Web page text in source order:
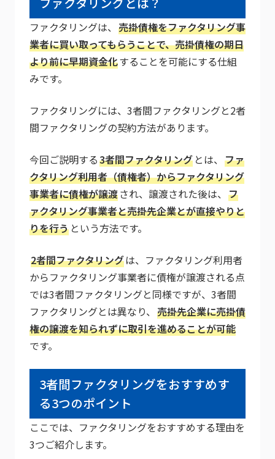
ファクタリングは、 売掛債権をファクタリング事
業者に買い取ってもらうことで、売掛債権の期日
より前に早期資金化することを可能にする仕組
みです。
ファクタリングには、3者間ファクタリングと2者
間ファクタリングの契約方法があります。
今回ご説明する3者間ファクタリング とは、 ファ
クタリング利用者（債権者）からファクタリング
事業者に債権が譲渡され、譲渡された後は、 フ
ァクタリング事業者と売掛先企業とが直接やりと
りを行う という方法です。
2者間ファクタリングは、ファクタリング利用者
からファクタリング事業者に債権が譲渡される点
では3者間ファクタリングと同様ですが、3者間
ファクタリングとは異なり、 売掛先企業に売掛債
権の譲渡を知られずに取引を進めることが可能
です。
3者間ファクタリングをおすすめす
る3つのポイント
ここでは、ファクタリングをおすすめする理由を
3つご紹介します。